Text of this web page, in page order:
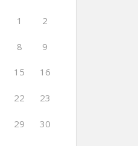
1 2
8 9
15 16
22 23
29 30